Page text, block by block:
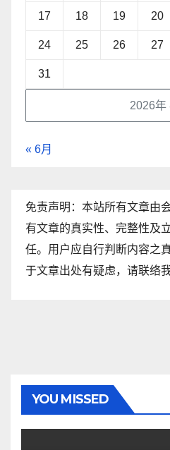
2026年
17 18 19 20
24 25 26 27
31
« 6月
免责声明：本站所有文章由
有文章的真实性、完整性及
任。用户应自行判断内容之
于文章出处有疑虑，请联络
YOU MISSED